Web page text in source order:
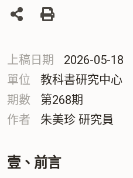
列
上稿日期
2026-05-18
單位
教科書研究中心
期數
第268期
作者
朱美珍 研究員
壹、前言